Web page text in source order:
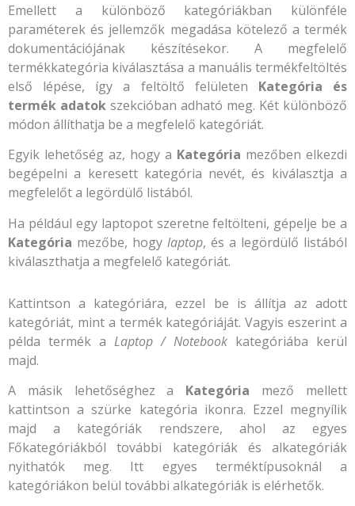
Emellett a különböző kategóriákban különféle
paraméterek és jellemzők megadása kötelező a termék
dokumentációjának készítésekor. A megfelelő
termékkategória kiválasztása a manuális termékfeltöltés
első lépése, így a feltöltő felületen Kategória és
termék adatok szekcióban adható meg. Két különböző
módon állíthatja be a megfelelő kategóriát.
Egyik lehetőség az, hogy a Kategória mezőben elkezdi
begépelni a keresett kategória nevét, és kiválasztja a
megfelelőt a legördülő listából.
Ha például egy laptopot szeretne feltölteni, gépelje be a
Kategória mezőbe, hogy laptop, és a legördülő listából
kiválaszthatja a megfelelő kategóriát.
Kattintson a kategóriára, ezzel be is állítja az adott
kategóriát, mint a termék kategóriáját. Vagyis eszerint a
példa termék a Laptop / Notebook kategóriába kerül
majd.
A másik lehetőséghez a Kategória mező mellett
kattintson a szürke kategória ikonra. Ezzel megnyílik
majd a kategóriák rendszere, ahol az egyes
Főkategóriákból további kategóriák és alkategóriák
nyithatók meg. Itt egyes terméktípusoknál a
kategóriákon belül további alkategóriák is elérhetők.